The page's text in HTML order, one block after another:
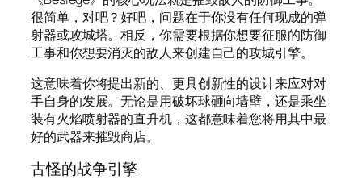
很简单，对吧？好吧，问题在于你没有任何现成的弹
射器或攻城塔。相反，你需要根据你想要征服的防御
工事和你想要消灭的敌人来创建自己的攻城引擎。
这意味着你将提出新的、更具创新性的设计来应对对
手自身的发展。无论是用破坏球砸向墙壁，还是乘坐
装有火焰喷射器的直升机，这都意味着您将用其中最
好的武器来摧毁商店。
古怪的战争引擎